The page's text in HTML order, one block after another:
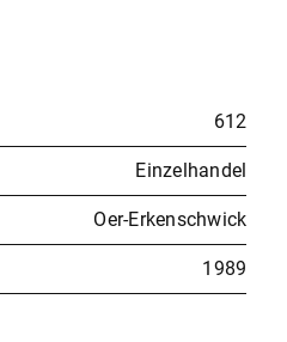
612
Einzelhandel
Oer-Erkenschwick
1989